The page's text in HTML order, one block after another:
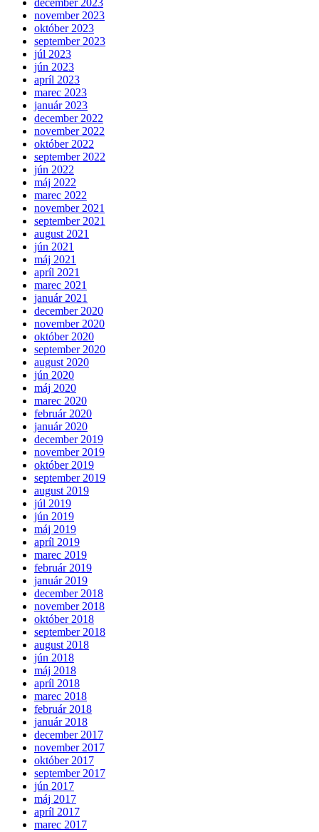
december 2023
november 2023
október 2023
september 2023
júl 2023
jún 2023
apríl 2023
marec 2023
január 2023
december 2022
november 2022
október 2022
september 2022
jún 2022
máj 2022
marec 2022
november 2021
september 2021
august 2021
jún 2021
máj 2021
apríl 2021
marec 2021
január 2021
december 2020
november 2020
október 2020
september 2020
august 2020
jún 2020
máj 2020
marec 2020
február 2020
január 2020
december 2019
november 2019
október 2019
september 2019
august 2019
júl 2019
jún 2019
máj 2019
apríl 2019
marec 2019
február 2019
január 2019
december 2018
november 2018
október 2018
september 2018
august 2018
jún 2018
máj 2018
apríl 2018
marec 2018
február 2018
január 2018
december 2017
november 2017
október 2017
september 2017
jún 2017
máj 2017
apríl 2017
marec 2017